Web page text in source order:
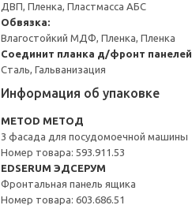
ДВП, Пленка, Пластмасса АБС
Обвязка:
Влагостойкий МДФ, Пленка, Пленка
Соединит планка д/фронт панелей
Сталь, Гальванизация
Информация об упаковке
METOD МЕТОД
3 фасада для посудомоечной машины
Номер товара: 593.911.53
EDSERUM ЭДСЕРУМ
Фронтальная панель ящика
Номер товара: 603.686.51